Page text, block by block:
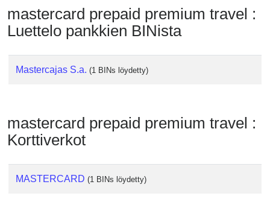
IP
Lookup
IP
BIN
mastercard prepaid premium travel :
Luettelo pankkien BINista
Mastercajas S.a. (1 BINs löydetty)
mastercard prepaid premium travel :
Korttiverkot
MASTERCARD (1 BINs löydetty)